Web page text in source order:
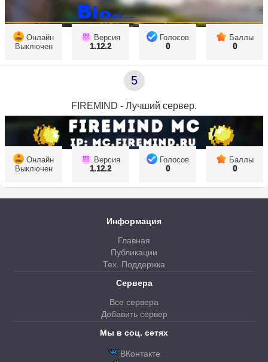
Онлайн
Выключен
Версия
1.12.2
Голосов
0
Баллы
0
5
FIREMIND - Лучший сервер.
Онлайн
Выключен
Версия
1.12.2
Голосов
0
Баллы
0
Информация
Главная
Публикации
Тех. Поддержка
Сервера
Все сервера
Добавить сервер
Мы в соц. сетях
ВКонтакте